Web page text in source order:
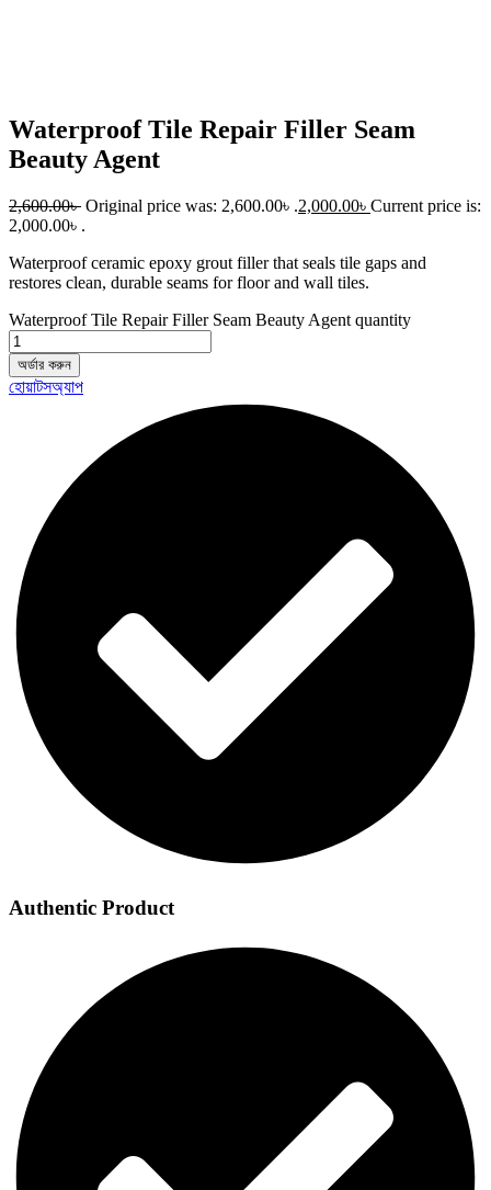
Waterproof Tile Repair Filler Seam
Beauty Agent
2,600.00৳ Original price was: 2,600.00৳ .2,000.00৳ Current price is:
2,000.00৳ .
Waterproof ceramic epoxy grout filler that seals tile gaps and
restores clean, durable seams for floor and wall tiles.
Waterproof Tile Repair Filler Seam Beauty Agent quantity
অর্ডার করুন
হোয়াটসঅ্যাপ
Authentic Product